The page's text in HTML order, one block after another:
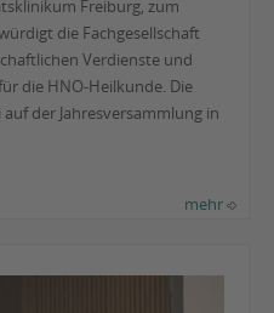
Freiburg, zum
die Fachgesellschaft
Verdienste und
die HNO-Heilkunde. Die
der Jahresversammlung in
mehr